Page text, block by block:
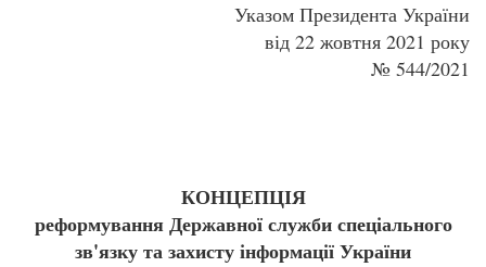
Указом Президента України
від 22 жовтня 2021 року
№ 544/2021
КОНЦЕПЦІЯ
реформування Державної служби спеціального
зв'язку та захисту інформації України